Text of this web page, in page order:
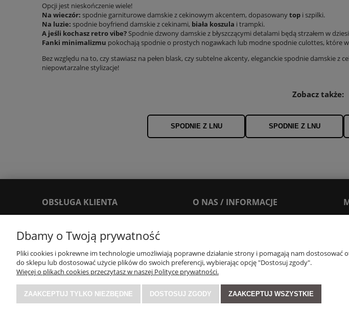
Opcji jest nieskończenie wiele!
Na wieczór: spodnie garniturowe damskie z cekinowym akcentem, dopasowanytop i szpilki.
Na luzie: spodnie boyfriend damskie z cekinami, biała koszula i trampki.
A jeśli kochasz retro vibe? Spodnie dzwony damskie z błyszczącymi detalami będą strzałem w
Fanki minimalizmu pokochają spodnie o prostych nogawkach lub modne spodnie culottes, które w
Bez względu na to, czy stawiasz na pełen blask, czy subtelne akcenty, eleganckie spodnie damskie z
niepowtarzalne stylizacje!
Zobacz także:
SPODNIE Z LNU SPODNIE Z LNU
OBSŁUGA KLIENTA
FAQ
Dostawy i Płatności
Kontakt
Polityka prywatności
O NAS / INFORMACJE
Leksykon
Opinie TrustMate
Dbamy o Twoją prywatność
Pliki cookies i pokrewne im technologie umożliwiają poprawne działanie strony i pomagają nam
do sklepu lub dostosować użycie plików do swoich preferencji, wybierając opcję "Dostosuj zgody".
Więcej o plikach cookies przeczytasz w naszej Polityce prywatności.
ZAAKCEPTUJ TYLKO NIEZBĘDNE DOSTOSUJ ZGODY ZAAKCEPTUJ WSZYSTKIE